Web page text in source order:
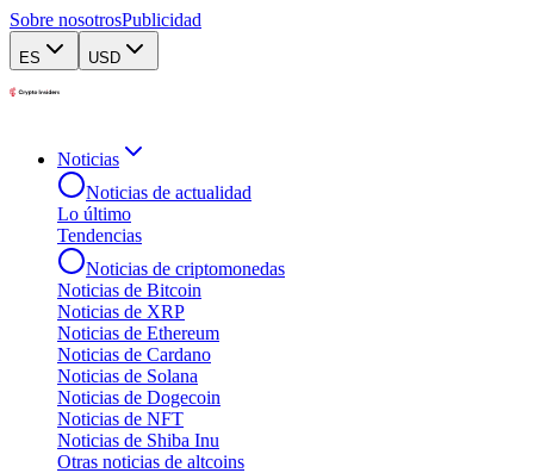
Sobre nosotrosPublicidad
ES USD
Noticias
Noticias de actualidad
Lo último
Tendencias
Noticias de criptomonedas
Noticias de Bitcoin
Noticias de XRP
Noticias de Ethereum
Noticias de Cardano
Noticias de Solana
Noticias de Dogecoin
Noticias de NFT
Noticias de Shiba Inu
Otras noticias de altcoins